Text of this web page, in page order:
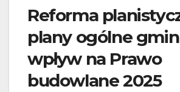
Reforma
plany ogólne gmin
wpływ na Prawo
budowlane 2025